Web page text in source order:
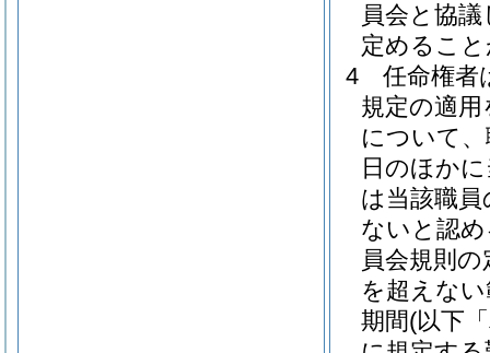
員会と協
定めるこ
4
任命権者
規定の適
について
日のほか
は当該職
ないと認
員会規則
を超えな
期間(以下